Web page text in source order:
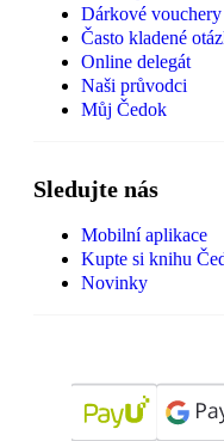
Dárkové vouchery
Často kladené
Online delegát
Naši průvodci
Můj Čedok
Sledujte nás
Mobilní aplikace
Kupte si knihu
Novinky